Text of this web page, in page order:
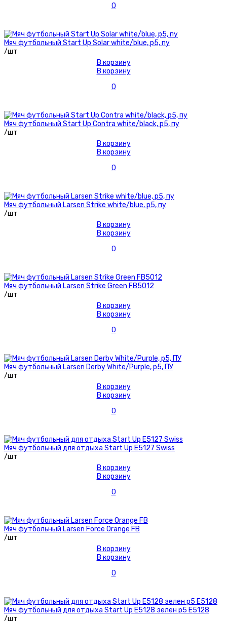
0
Мяч футбольный Start Up Solar white/blue, р5, пу
/шт
В корзину
В корзину
0
Мяч футбольный Start Up Contra white/black, р5, пу
/шт
В корзину
В корзину
0
Мяч футбольный Larsen Strike white/blue, р5, пу
/шт
В корзину
В корзину
0
Мяч футбольный Larsen Strike Green FB5012
/шт
В корзину
В корзину
0
Мяч футбольный Larsen Derby White/Purple, р5, ПУ
/шт
В корзину
В корзину
0
Мяч футбольный для отдыха Start Up E5127 Swiss
/шт
В корзину
В корзину
0
Мяч футбольный Larsen Force Orange FB
/шт
В корзину
В корзину
0
Мяч футбольный для отдыха Start Up E5128 зелен р5 E5128
/шт